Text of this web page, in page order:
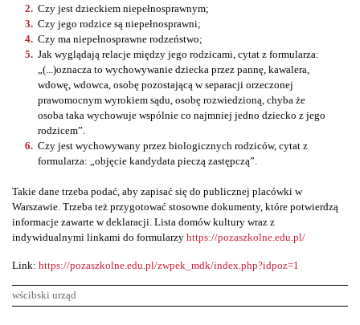
Czy jest dzieckiem niepełnosprawnym;
Czy jego rodzice są niepełnosprawni;
Czy ma niepełnosprawne rodzeństwo;
Jak wyglądają relacje między jego rodzicami, cytat z formularza:
„(...)oznacza to wychowywanie dziecka przez pannę, kawalera,
wdowę, wdowca, osobę pozostającą w separacji orzeczonej
prawomocnym wyrokiem sądu, osobę rozwiedzioną, chyba że
osoba taka wychowuje wspólnie co najmniej jedno dziecko z jego
rodzicem”.
Czy jest wychowywany przez biologicznych rodziców, cytat z
formularza: „objęcie kandydata pieczą zastępczą”.
Takie dane trzeba podać, aby zapisać się do publicznej placówki w
Warszawie. Trzeba też przygotować stosowne dokumenty, które potwierdzą
informacje zawarte w deklaracji. Lista domów kultury wraz z
indywidualnymi linkami do formularzy https://pozaszkolne.edu.pl/
Link: https://pozaszkolne.edu.pl/zwpek_mdk/index.php?idpoz=1
wścibski urząd